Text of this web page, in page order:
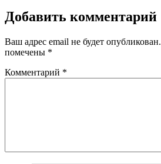
Добавить комментарий
Ваш адрес email не будет опубликован.
помечены *
Комментарий *